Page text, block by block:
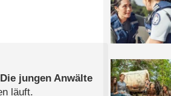
Die jungen Anwälte
läuft.